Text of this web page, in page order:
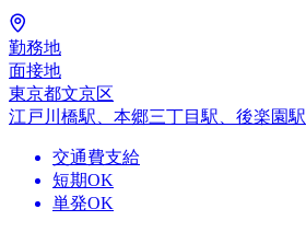
勤務地
面接地
東京都文京区
江戸川橋駅、本郷三丁目駅、後楽園駅
交通費支給
短期OK
単発OK